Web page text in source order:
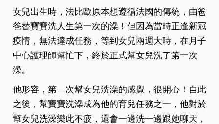
女兒出生時，法比歐原本想遵循法國的傳統，由爸
爸替寶寶洗人生第一次的澡！但因為當時正逢新冠
疫情，無法達成任務，等到女兒兩週大時，在月子
中心護理師幫忙下，終於正式幫女兒洗了第一次
澡。
他形容，第一次幫女兒洗澡的感覺，很開心！自此
之後，幫寶寶洗澡成為他的育兒任務之一，他對於
幫女兒洗澡樂此不疲，還會一邊洗一邊跟她聊天，